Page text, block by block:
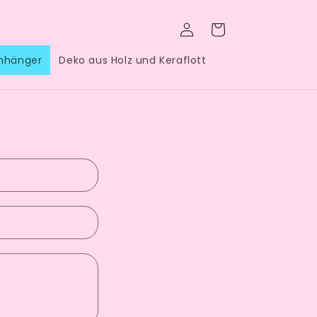
Deko aus Holz und Keraflott
EinloggenWarenkorb